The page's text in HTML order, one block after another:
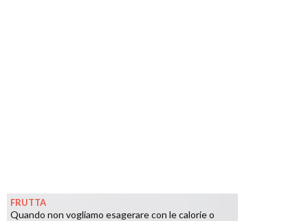
FRUTTA
Quando non vogliamo esagerare con le calorie o